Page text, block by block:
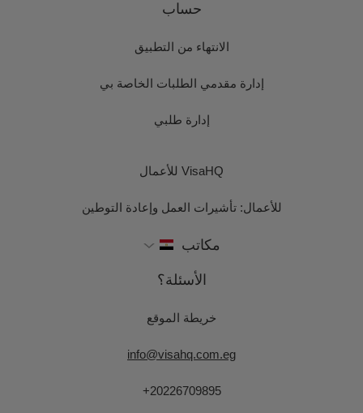
حساب
الانتهاء من التطبيق
إدارة مقدمي الطلبات الخاصة بي
إدارة طلبي
VisaHQ للأعمال
للأعمال: تأشيرات العمل وإعادة التوطين
مكاتب
الأسئلة؟
خريطة الموقع
info@visahq.com.eg
+20226709895